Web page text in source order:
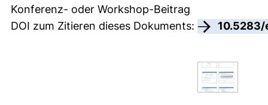
Konferenz- oder Workshop-Beitrag
DOI zum Zitieren dieses Dokuments: